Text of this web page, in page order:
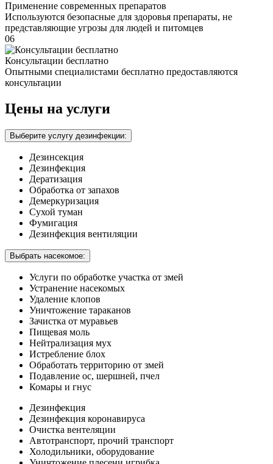
Применение современных препаратов
Используются безопасные для здоровья препараты, не
представляющие угрозы для людей и питомцев
06
Консультации бесплатно
Опытными специалистами бесплатно предоставляются
консультации
Цены на услуги
Выберите услугу дезинфекции:
Дезинсекция
Дезинфекция
Дератизация
Обработка от запахов
Демеркуризация
Сухой туман
Фумигация
Дезинфекция вентиляции
Выбрать насекомое:
Услуги по обработке участка от змей
Устранение насекомых
Удаление клопов
Уничтожение тараканов
Зачистка от муравьев
Пищевая моль
Нейтрализация мух
Истребление блох
Обработать территорию от змей
Подавление ос, шершней, пчел
Комары и гнус
Дезинфекция
Дезинфекция коронавируса
Очистка вентеляции
Автотранспорт, прочий транспорт
Холодильники, оборудование